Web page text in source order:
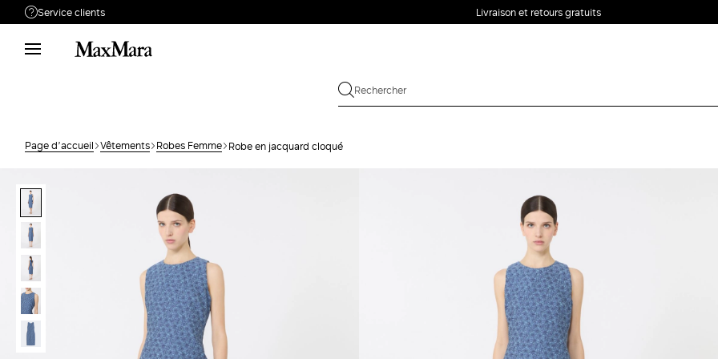
Service clients
Besoin de support ?
Téléphone : LUN / VEN 9 - 18
demande
Livraison et retours gratuits
Page d’accueil Vêtements Robes Femme Robe en jacquard cloqué